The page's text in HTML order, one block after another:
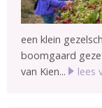
een klein
boomgaard
van Kien...
lees